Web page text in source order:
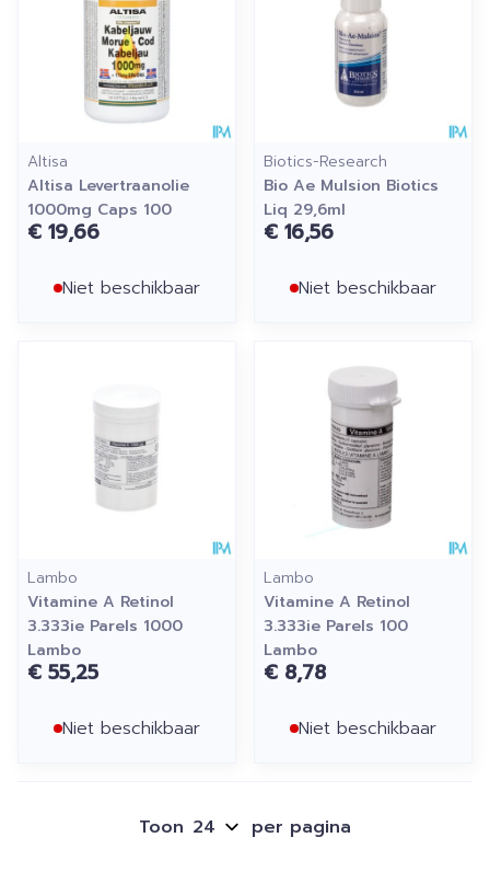
Altisa
Altisa Levertraanolie
1000mg Caps 100
€ 19,66
Niet beschikbaar
Biotics-Research
Bio Ae Mulsion Biotics
Liq 29,6ml
€ 16,56
Niet beschikbaar
Lambo
Vitamine A Retinol
3.333ie Parels 1000
Lambo
€ 55,25
Niet beschikbaar
Lambo
Vitamine A Retinol
3.333ie Parels 100
Lambo
€ 8,78
Niet beschikbaar
Toon per pagina